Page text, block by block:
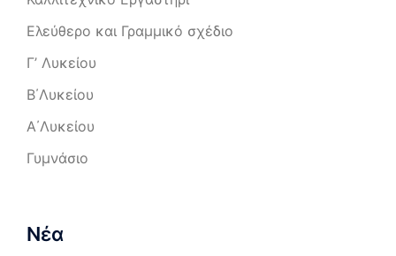
Ελεύθερο και Γραμμικό σχέδιο
Γ’ Λυκείου
Β΄Λυκείου
Α΄Λυκείου
Γυμνάσιο
Νέα